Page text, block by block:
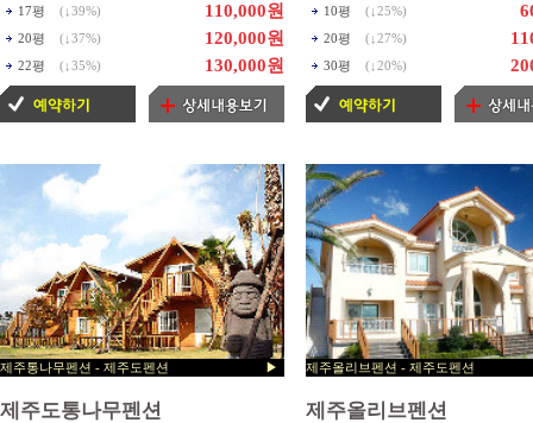
17평 (↓ 39%) 110,000원
20평 (↓ 37%) 120,000원
22평 (↓ 35%) 130,000원
10평 (↓ 25%)
20평 (↓ 27%)
30평 (↓ 20%)
제주통나무펜션 - 제주도펜션 ▶
제주도통나무펜션
제주올리브펜션 - 제주도
제주올리브펜션